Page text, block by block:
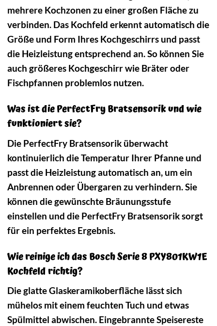
mehrere Kochzonen zu einer großen Fläche zu
verbinden. Das Kochfeld erkennt automatisch die
Größe und Form Ihres Kochgeschirrs und passt
die Heizleistung entsprechend an. So können Sie
auch größeres Kochgeschirr wie Bräter oder
Fischpfannen problemlos nutzen.
Was ist die PerfectFry Bratsensorik und wie
funktioniert sie?
Die PerfectFry Bratsensorik überwacht
kontinuierlich die Temperatur Ihrer Pfanne und
passt die Heizleistung automatisch an, um ein
Anbrennen oder Übergaren zu verhindern. Sie
können die gewünschte Bräunungsstufe
einstellen und die PerfectFry Bratsensorik sorgt
für ein perfektes Ergebnis.
Wie reinige ich das Bosch Serie 8 PXY801KW1E
Kochfeld richtig?
Die glatte Glaskeramikoberfläche lässt sich
mühelos mit einem feuchten Tuch und etwas
Spülmittel abwischen. Eingebrannte Speisereste